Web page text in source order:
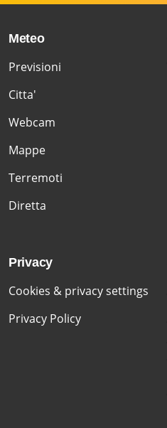
Meteo
Previsioni
Citta'
Webcam
Mappe
Terremoti
Diretta
Privacy
Cookies & privacy settings
Privacy Policy